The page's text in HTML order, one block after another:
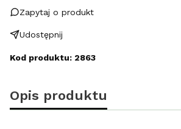
Zapytaj o produkt
Udostępnij
Kod produktu: 2863
Opis produktu